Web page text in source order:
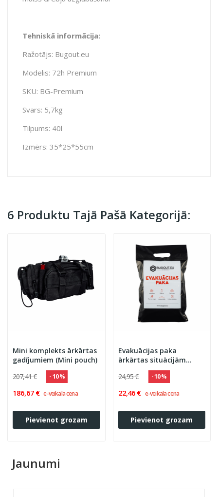
Tehniskā informācija:
Ražotājs: Bugout.eu
Modelis: 72h Premium
SKU: BG-Premium
Svars: 5,7kg
Tilpums: 40l
Izmērs: 35*25*55cm
6 Produktu Tajā Pašā Kategorijā:
Mini komplekts ārkārtas
gadījumiem (Mini pouch)
207,41 €
- 10 %
186,67 € e-veikala cena
Pievienot grozam
Evakuācijas paka
ārkārtas situācijām
(Evacuation Pack)
24,95 € - 10 %
22,46 € e-veikala cena
Pievienot grozam
Jaunumi